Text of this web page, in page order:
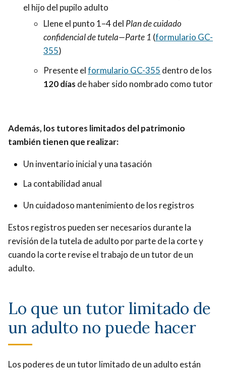
el hijo del pupilo adulto
Llene el punto 1–4 del Plan de cuidado
confidencial de tutela—Parte 1 (formulario GC-
355)
Presente elformulario GC-355 dentro de los
120 días de haber sido nombrado como tutor
Además, los tutores limitados del patrimonio
también tienen que realizar:
Un inventario inicial y una tasación
La contabilidad anual
Un cuidadoso mantenimiento de los registros
Estos registros pueden ser necesarios durante la
revisión de la tutela de adulto por parte de la corte y
cuando la corte revise el trabajo de un tutor de un
adulto.
Lo que un tutor limitado de
un adulto no puede hacer
Los poderes de un tutor limitado de un adulto están